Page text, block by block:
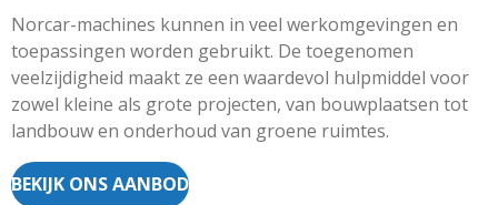
Norcar-machines kunnen in veel werkomgevingen en
toepassingen worden gebruikt. De toegenomen
veelzijdigheid maakt ze een waardevol hulpmiddel voor
zowel kleine als grote projecten, van bouwplaatsen tot
landbouw en onderhoud van groene ruimtes.
BEKIJK ONS AANBOD